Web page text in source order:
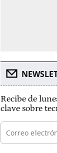
Recibe de
clave sobre